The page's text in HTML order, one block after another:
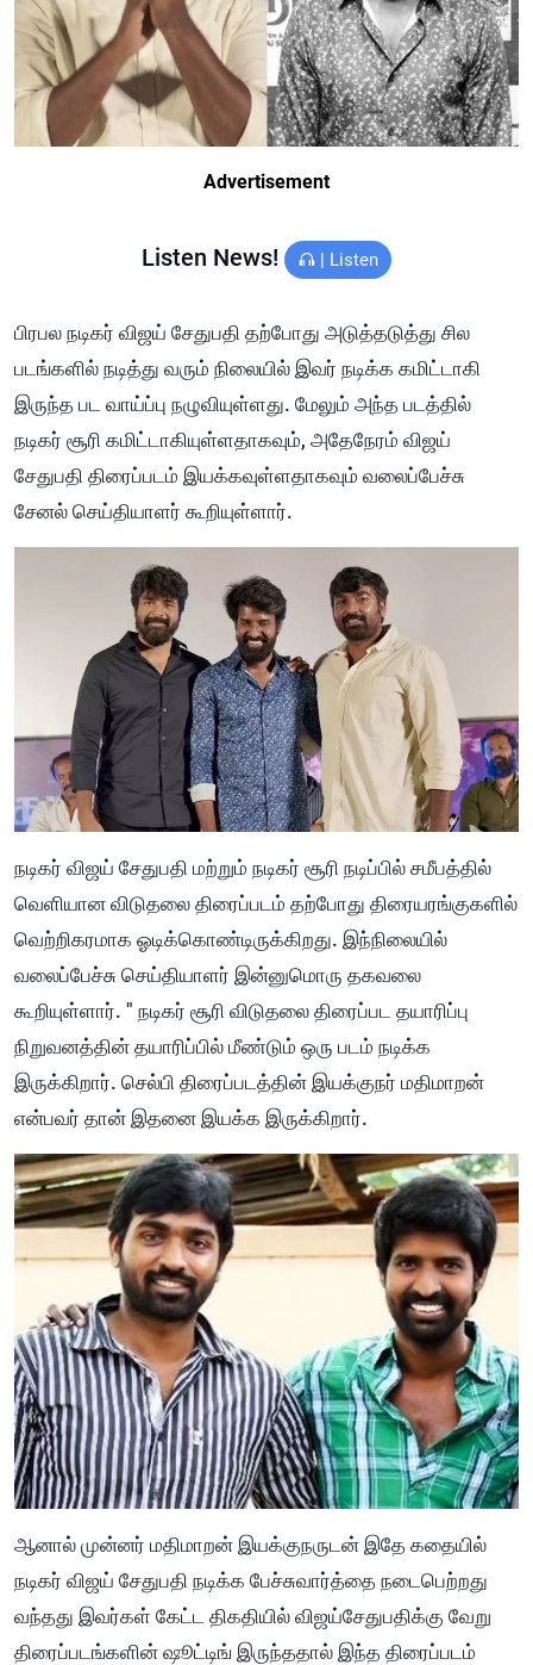
Advertisement
Listen News! | Listen
பிரபல நடிகர் விஜய் சேதுபதி தற்போது அடுத்தடுத்து சில
படங்களில் நடித்து வரும் நிலையில் இவர் நடிக்க கமிட்டாகி
இருந்த பட வாய்ப்பு நழுவியுள்ளது. மேலும் அந்த படத்தில்
நடிகர் சூரி கமிட்டாகியுள்ளதாகவும், அதேநேரம் விஜய்
சேதுபதி திரைப்படம் இயக்கவுள்ளதாகவும் வலைப்பேச்சு
சேனல் செய்தியாளர் கூறியுள்ளார்.
நடிகர் விஜய் சேதுபதி மற்றும் நடிகர் சூரி நடிப்பில் சமீபத்தில்
வெளியான விடுதலை திரைப்படம் தற்போது திரையரங்குகளில்
வெற்றிகரமாக ஓடிக்கொண்டிருக்கிறது. இந்நிலையில்
வலைப்பேச்சு செய்தியாளர் இன்னுமொரு தகவலை
கூறியுள்ளார். " நடிகர் சூரி விடுதலை திரைப்பட தயாரிப்பு
நிறுவனத்தின் தயாரிப்பில் மீண்டும் ஒரு படம் நடிக்க
இருக்கிறார். செல்பி திரைப்படத்தின் இயக்குநர் மதிமாறன்
என்பவர் தான் இதனை இயக்க இருக்கிறார்.
ஆனால் முன்னர் மதிமாறன் இயக்குநருடன் இதே கதையில்
நடிகர் விஜய் சேதுபதி நடிக்க பேச்சுவார்த்தை நடைபெற்றது
வந்தது இவர்கள் கேட்ட திகதியில் விஜய்சேதுபதிக்கு வேறு
திரைப்படங்களின் ஷூட்டிங் இருந்ததால் இந்த திரைப்படம்